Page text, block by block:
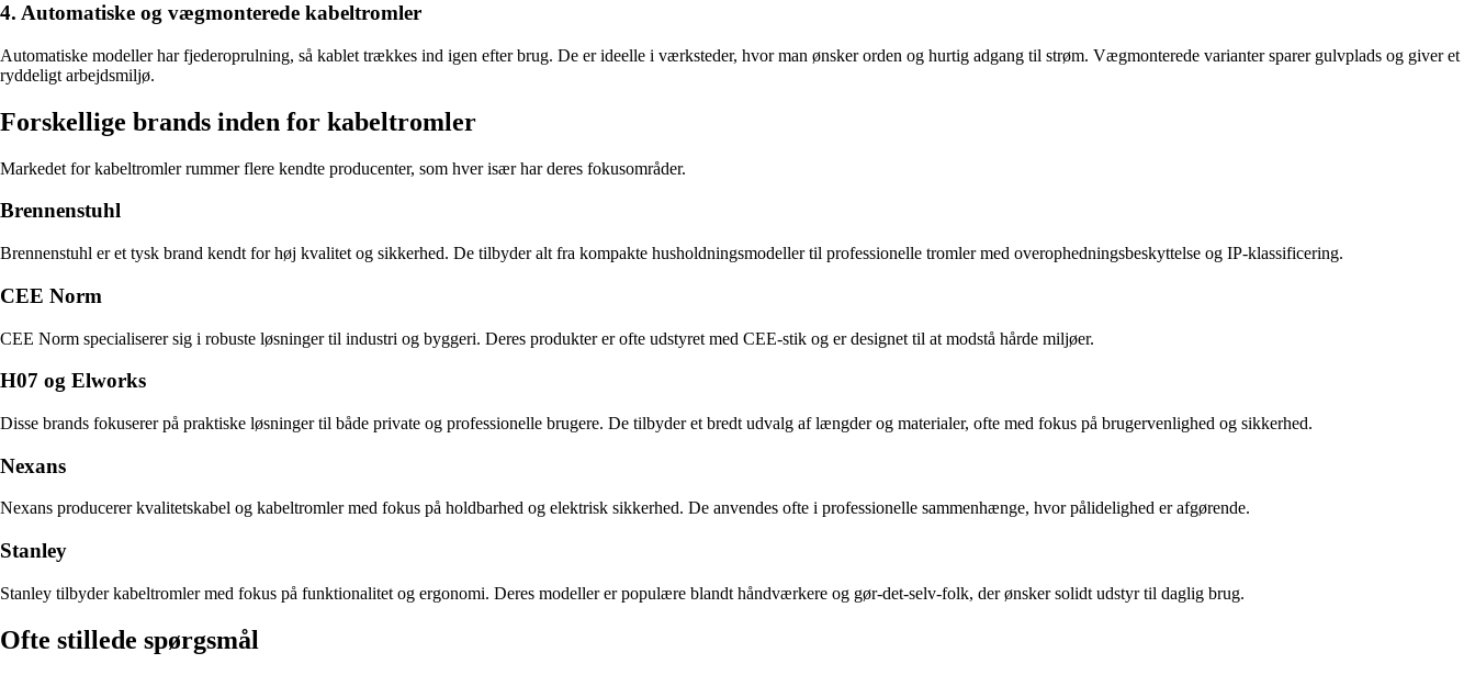
4. Automatiske og vægmonterede kabeltromler
Automatiske modeller har fjederoprulning, så kablet trækkes ind igen efter brug. De er ideelle i værksteder, hvor man ønsker orden og hurtig adgang til strøm. Vægmonterede varianter sparer gulvplads og giver et
ryddeligt arbejdsmiljø.
Forskellige brands inden for kabeltromler
Markedet for kabeltromler rummer flere kendte producenter, som hver især har deres fokusområder.
Brennenstuhl
Brennenstuhl er et tysk brand kendt for høj kvalitet og sikkerhed. De tilbyder alt fra kompakte husholdningsmodeller til professionelle tromler med overophedningsbeskyttelse og IP-klassificering.
CEE Norm
CEE Norm specialiserer sig i robuste løsninger til industri og byggeri. Deres produkter er ofte udstyret med CEE-stik og er designet til at modstå hårde miljøer.
H07 og Elworks
Disse brands fokuserer på praktiske løsninger til både private og professionelle brugere. De tilbyder et bredt udvalg af længder og materialer, ofte med fokus på brugervenlighed og sikkerhed.
Nexans
Nexans producerer kvalitetskabel og kabeltromler med fokus på holdbarhed og elektrisk sikkerhed. De anvendes ofte i professionelle sammenhænge, hvor pålidelighed er afgørende.
Stanley
Stanley tilbyder kabeltromler med fokus på funktionalitet og ergonomi. Deres modeller er populære blandt håndværkere og gør-det-selv-folk, der ønsker solidt udstyr til daglig brug.
Ofte stillede spørgsmål